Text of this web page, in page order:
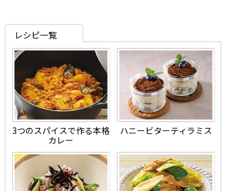
レシピ一覧
3つのスパイスで作る本格
カレー
ハニービターティラミス